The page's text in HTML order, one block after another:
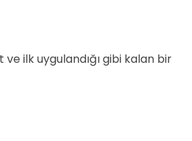
ilk uygulandığı gibi kalan bir